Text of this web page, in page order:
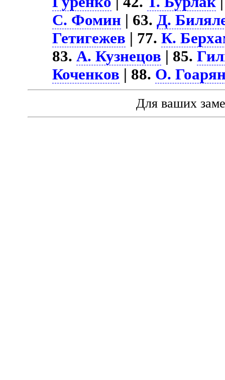
С. Фомин | 63.Д.
Гетигежев | 77.К.
83.А. Кузнецов | 85.
Коченков | 88. О.
Для ваших